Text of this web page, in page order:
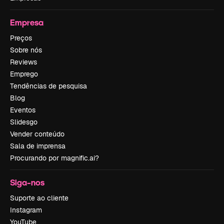
Empresa
Preços
Sobre nós
Reviews
Emprego
Tendências de pesquisa
Blog
Eventos
Slidesgo
Vender conteúdo
Sala de imprensa
Procurando por magnific.ai?
Siga-nos
Suporte ao cliente
Instagram
YouTube